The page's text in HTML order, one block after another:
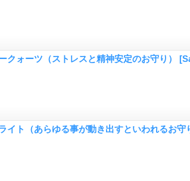
クォーツ（ストレスと精神安定のお守り）
イト（あらゆる事が動き出すといわれるお守